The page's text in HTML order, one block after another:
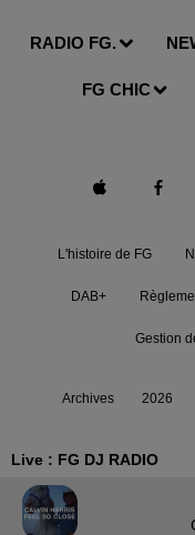
Live : FG DJ RADIO
RADIO FG.
FG CHIC
L'histoire de FG
DAB+
Gestion
Archives 2026